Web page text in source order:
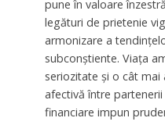
pune în valoare
legături de prietenie
armonizare a
subconştiente. Viaţa
seriozitate şi o cât mai
afectivă între
financiare impun